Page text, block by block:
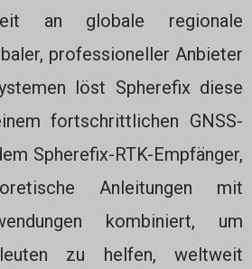
an globale regionale
professioneller Anbieter
löst Spherefix diese
fortschrittlichen GNSS-
Spherefix-RTK-Empfänger,
Anleitungen mit
kombiniert, um
zu helfen, weltweit